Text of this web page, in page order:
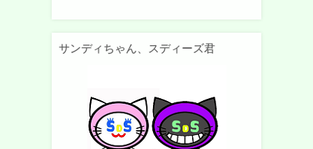
サンディちゃん、スディーズ君